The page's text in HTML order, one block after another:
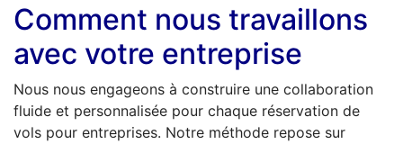
Comment nous travaillons
avec votre entreprise
Nous nous engageons à construire une collaboration
fluide et personnalisée pour chaque réservation de
vols pour entreprises. Notre méthode repose sur